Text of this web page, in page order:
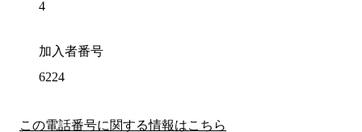
4
加入者番号
6224
この電話番号に関する情報はこちら